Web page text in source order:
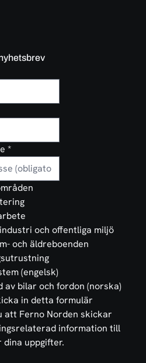
*
och offentliga miljö
och äldreboenden
(engelsk)
av bilar och fordon (norska)
in detta formulär
att Ferno Norden skickar
information till
dina uppgifter.